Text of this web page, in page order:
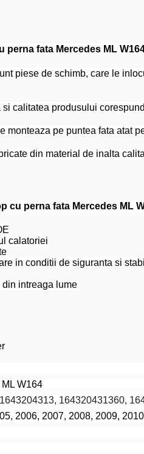
perna fata Mercedes ML
piese de schimb, care le
si calitatea produsului
monteaza pe puntea fata atat
din material de inalta
cu perna fata Mercedes ML
calatoriei
in conditii de siguranta si
intreaga lume
W164
1643204313, 164320431360,
2006, 2007, 2008, 2009,